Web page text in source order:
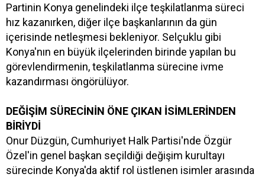
Partinin Konya genelindeki ilçe teşkilatlanma süreci
hız kazanırken, diğer ilçe başkanlarının da gün
içerisinde netleşmesi bekleniyor. Selçuklu gibi
Konya'nın en büyük ilçelerinden birinde yapılan bu
görevlendirmenin, teşkilatlanma sürecine ivme
kazandırması öngörülüyor.
DEĞİŞİM SÜRECİNİN ÖNE ÇIKAN İSİMLERİNDEN
BİRİYDİ
Onur Düzgün, Cumhuriyet Halk Partisi'nde Özgür
Özel'in genel başkan seçildiği değişim kurultayı
sürecinde Konya'da aktif rol üstlenen isimler arasında